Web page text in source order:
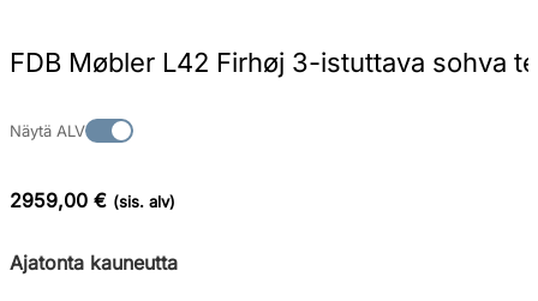
FDB Møbler L42 Firhøj 3-istuttava sohva
Näytä ALV
2959,00 € (sis. alv)
Ajatonta kauneutta